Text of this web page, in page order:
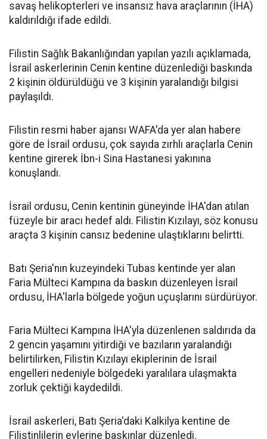
savaş helikopterleri ve insansız hava araçlarının (İHA)
kaldırıldığı ifade edildi.
Filistin Sağlık Bakanlığından yapılan yazılı açıklamada,
İsrail askerlerinin Cenin kentine düzenlediği baskında
2 kişinin öldürüldüğü ve 3 kişinin yaralandığı bilgisi
paylaşıldı.
Filistin resmi haber ajansı WAFA'da yer alan habere
göre de İsrail ordusu, çok sayıda zırhlı araçlarla Cenin
kentine girerek İbn-i Sina Hastanesi yakınına
konuşlandı.
İsrail ordusu, Cenin kentinin güneyinde İHA'dan atılan
füzeyle bir aracı hedef aldı. Filistin Kızılayı, söz konusu
araçta 3 kişinin cansız bedenine ulaştıklarını belirtti.
Batı Şeria'nın kuzeyindeki Tubas kentinde yer alan
Faria Mülteci Kampına da baskın düzenleyen İsrail
ordusu, İHA'larla bölgede yoğun uçuşlarını sürdürüyor.
Faria Mülteci Kampına İHA'yla düzenlenen saldırıda da
2 gencin yaşamını yitirdiği ve bazıların yaralandığı
belirtilirken, Filistin Kızılayı ekiplerinin de İsrail
engelleri nedeniyle bölgedeki yaralılara ulaşmakta
zorluk çektiği kaydedildi.
İsrail askerleri, Batı Şeria'daki Kalkilya kentine de
Filistinlilerin evlerine baskınlar düzenledi.